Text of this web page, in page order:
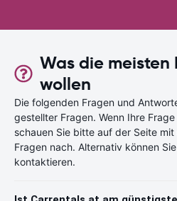
Was die meisten
wollen
Die folgenden Fragen und
gestellter Fragen. Wenn Ihre
schauen Sie bitte auf der Seite
Fragen nach. Alternativ können
kontaktieren.